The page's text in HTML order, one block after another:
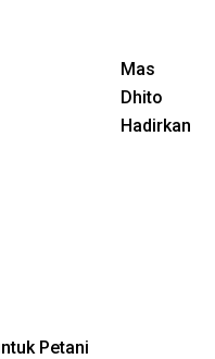
Mas
Dhito
Hadirkan
Petani